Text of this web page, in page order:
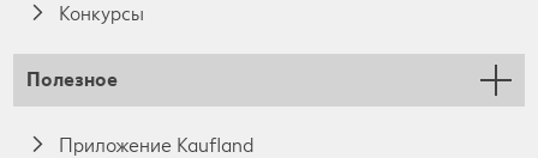
Конкурсы
Полезное
Приложение Kaufland